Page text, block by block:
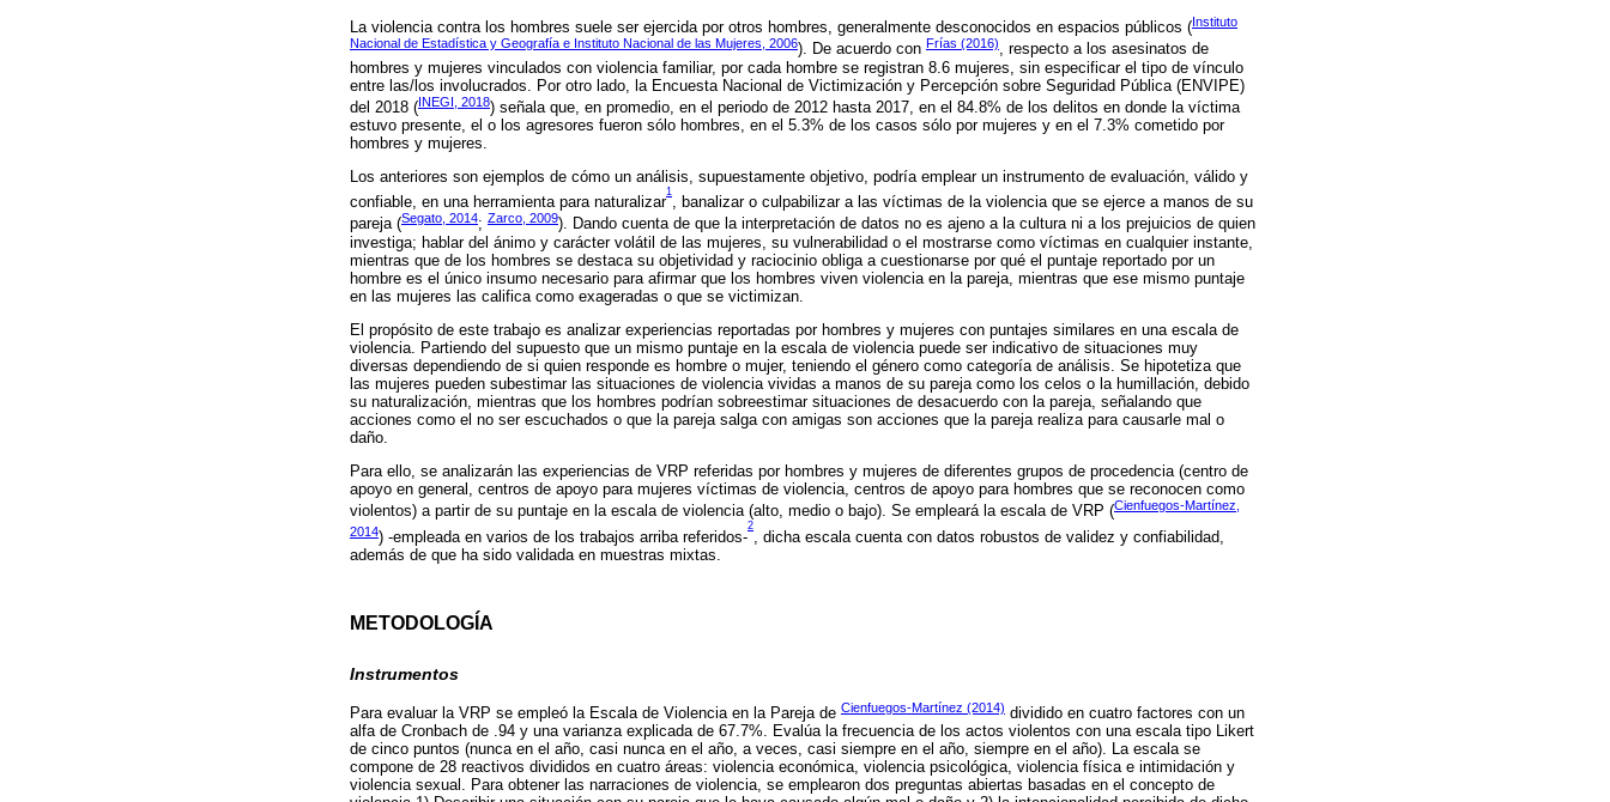
La violencia contra los hombres suele ser ejercida por otros hombres, generalmente desconocidos en espacios públicos (Instituto
Nacional de Estadística y Geografía e Instituto Nacional de las Mujeres, 2006). De acuerdo con Frías (2016), respecto a los asesinatos de
hombres y mujeres vinculados con violencia familiar, por cada hombre se registran 8.6 mujeres, sin especificar el tipo de vínculo
entre las/los involucrados. Por otro lado, la Encuesta Nacional de Victimización y Percepción sobre Seguridad Pública (ENVIPE)
del 2018 (INEGI, 2018) señala que, en promedio, en el periodo de 2012 hasta 2017, en el 84.8% de los delitos en donde la víctima
estuvo presente, el o los agresores fueron sólo hombres, en el 5.3% de los casos sólo por mujeres y en el 7.3% cometido por
hombres y mujeres.
Los anteriores son ejemplos de cómo un análisis, supuestamente objetivo, podría emplear un instrumento de evaluación, válido y
confiable, en una herramienta para naturalizar
1
, banalizar o culpabilizar a las víctimas de la violencia que se ejerce a manos de su
pareja (Segato, 2014; Zarco, 2009). Dando cuenta de que la interpretación de datos no es ajeno a la cultura ni a los prejuicios de quien
investiga; hablar del ánimo y carácter volátil de las mujeres, su vulnerabilidad o el mostrarse como víctimas en cualquier instante,
mientras que de los hombres se destaca su objetividad y raciocinio obliga a cuestionarse por qué el puntaje reportado por un
hombre es el único insumo necesario para afirmar que los hombres viven violencia en la pareja, mientras que ese mismo puntaje
en las mujeres las califica como exageradas o que se victimizan.
El propósito de este trabajo es analizar experiencias reportadas por hombres y mujeres con puntajes similares en una escala de
violencia. Partiendo del supuesto que un mismo puntaje en la escala de violencia puede ser indicativo de situaciones muy
diversas dependiendo de si quien responde es hombre o mujer, teniendo el género como categoría de análisis. Se hipotetiza que
las mujeres pueden subestimar las situaciones de violencia vividas a manos de su pareja como los celos o la humillación, debido
su naturalización, mientras que los hombres podrían sobreestimar situaciones de desacuerdo con la pareja, señalando que
acciones como el no ser escuchados o que la pareja salga con amigas son acciones que la pareja realiza para causarle mal o
daño.
Para ello, se analizarán las experiencias de VRP referidas por hombres y mujeres de diferentes grupos de procedencia (centro de
apoyo en general, centros de apoyo para mujeres víctimas de violencia, centros de apoyo para hombres que se reconocen como
violentos) a partir de su puntaje en la escala de violencia (alto, medio o bajo). Se empleará la escala de VRP (Cienfuegos-Martínez,
2014) -empleada en varios de los trabajos arriba referidos-
2
, dicha escala cuenta con datos robustos de validez y confiabilidad,
además de que ha sido validada en muestras mixtas.
METODOLOGÍA
Instrumentos
Para evaluar la VRP se empleó la Escala de Violencia en la Pareja de Cienfuegos-Martínez (2014) dividido en cuatro factores con un
alfa de Cronbach de .94 y una varianza explicada de 67.7%. Evalúa la frecuencia de los actos violentos con una escala tipo Likert
de cinco puntos (nunca en el año, casi nunca en el año, a veces, casi siempre en el año, siempre en el año). La escala se
compone de 28 reactivos divididos en cuatro áreas: violencia económica, violencia psicológica, violencia física e intimidación y
violencia sexual. Para obtener las narraciones de violencia, se emplearon dos preguntas abiertas basadas en el concepto de